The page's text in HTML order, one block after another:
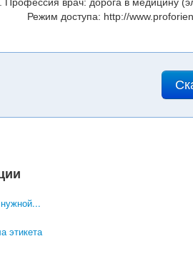
Режим доступа: http://
этикета